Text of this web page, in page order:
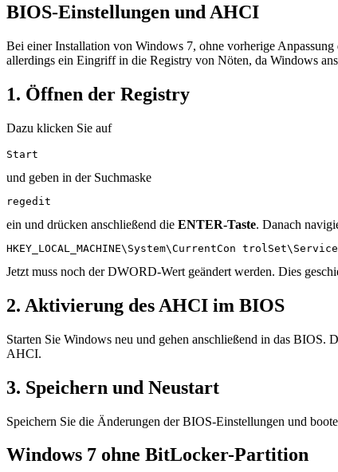
BIOS-Einstellungen und AHCI
Bei einer Installation von Windows 7, ohne vorherige
allerdings ein Eingriff in die Registry von Nöten, da Windows
1. Öffnen der Registry
Dazu klicken Sie auf
Start
und geben in der Suchmaske
regedit
ein und drücken anschließend die ENTER-Taste. Danach
HKEY_LOCAL_MACHINE\System\CurrentCon
Jetzt muss noch der DWORD-Wert geändert werden. Dies
2. Aktivierung des AHCI im BIOS
Starten Sie Windows neu und gehen anschließend in das BIOS.
AHCI.
3. Speichern und Neustart
Speichern Sie die Änderungen der BIOS-Einstellungen und
Windows 7 ohne BitLocker-Partition